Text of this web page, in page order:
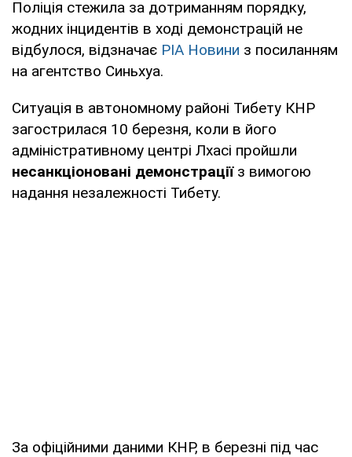
Поліція стежила за дотриманням порядку,
жодних інцидентів в ході демонстрацій не
відбулося, відзначає РІА Новини з посиланням
на агентство Синьхуа.
Ситуація в автономному районі Тибету КНР
загострилася 10 березня, коли в його
адміністративному центрі Лхасі пройшли
несанкціоновані демонстраціїз вимогою
надання незалежності Тибету.
За офіційними даними КНР, в березні під час